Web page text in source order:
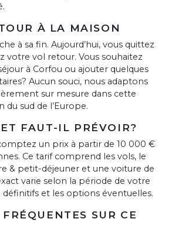
À LA MAISON
à sa fin. Aujourd’hui, vous quittez
votre vol retour. Vous souhaitez
à Corfou ou ajouter quelques
Aucun souci, nous adaptons
sur mesure dans cette
sud de l’Europe.
FAUT-IL PRÉVOIR?
un prix à partir de 10 000 €
Ce tarif comprend les vols, le
& petit-déjeuner et une voiture de
varie selon la période de votre
définitifs et les options éventuelles.
SUR CE